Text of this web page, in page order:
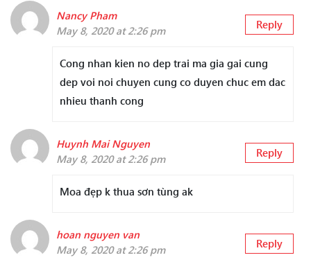
Nancy Pham
May 8, 2020 at 2:26 pm
Reply
Cong nhan kien no dep trai ma gia gai cung
dep voi noi chuyen cung co duyen chuc em dac
nhieu thanh cong
Huynh Mai Nguyen
May 8, 2020 at 2:26 pm
Reply
Moa đẹp k thua sơn tùng ak
hoan nguyen van
May 8, 2020 at 2:26 pm
Reply